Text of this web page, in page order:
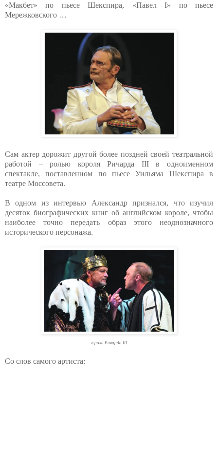
«Макбет» по пьесе Шекспира, «Павел I» по пьесе
Мережковского …
Сам актер дорожит другой более поздней своей театральной
работой – ролью короля Ричарда III в одноименном
спектакле, поставленном по пьесе Уильяма Шекспира в
театре Моссовета.
В одном из интервью Александр признался, что изучил
десяток биографических книг об английском короле, чтобы
наиболее точно передать образ этого неоднозначного
исторического персонажа.
в роли Ричарда III
Со слов самого артиста: